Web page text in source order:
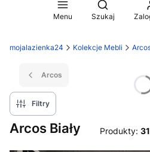
Menu
Otwórz
Szukaj
mojalazienka24 Kolekcje Mebli
Arcos
Filtry
Arcos Biały Produkty: 31